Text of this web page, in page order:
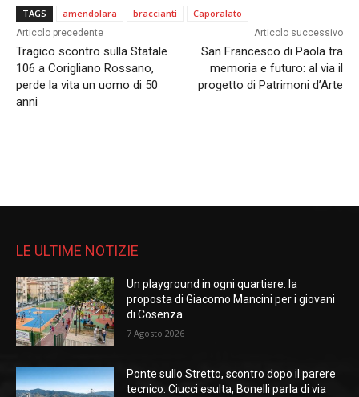
TAGS amendolara braccianti Caporalato
Articolo precedente
Tragico scontro sulla Statale
106 a Corigliano Rossano,
perde la vita un uomo di 50
anni
Articolo successivo
San Francesco di Paola tra
memoria e futuro: al via il
progetto di Patrimoni d’Arte
LE ULTIME NOTIZIE
Un playground in ogni quartiere: la
proposta di Giacomo Mancini per i giovani
di Cosenza
7 Agosto 2026
Ponte sullo Stretto, scontro dopo il parere
tecnico: Ciucci esulta, Bonelli parla di via